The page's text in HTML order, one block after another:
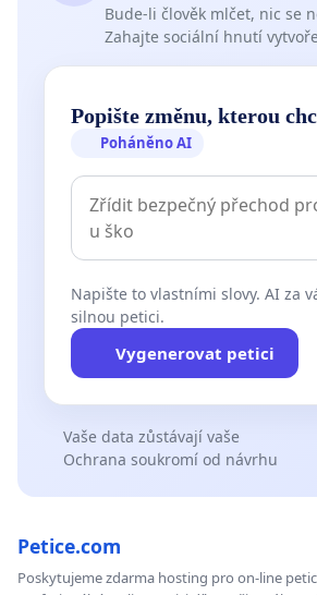
Bude-li člověk mlčet, nic se
Zahajte sociální hnutí
Popište změnu, kterou
Poháněno AI
Napište to vlastními slovy. AI za
silnou petici.
Vygenerovat petici
Vaše data zůstávají vaše
Ochrana soukromí od návrhu
Petice.com
Poskytujeme zdarma hosting pro on-line